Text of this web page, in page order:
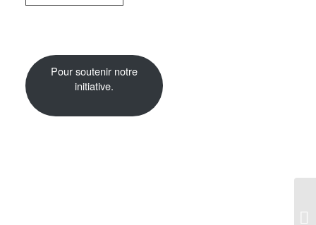
Pour soutenir notre
initiative.